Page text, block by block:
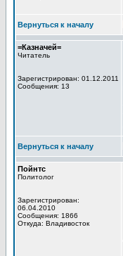
Вернуться к началу
=Казначей=
Читатель
Зарегистрирован: 01.12.2011
Сообщения: 13
Вернуться к началу
Пойнтс
Политолог
Зарегистрирован:
06.04.2010
Сообщения: 1866
Откуда: Владивосток